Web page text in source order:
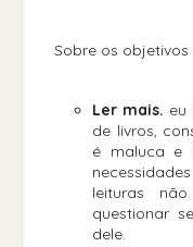
Sobre os objetivos
Ler mais. eu
de livros,
é maluca e
leituras
questionar
dele.